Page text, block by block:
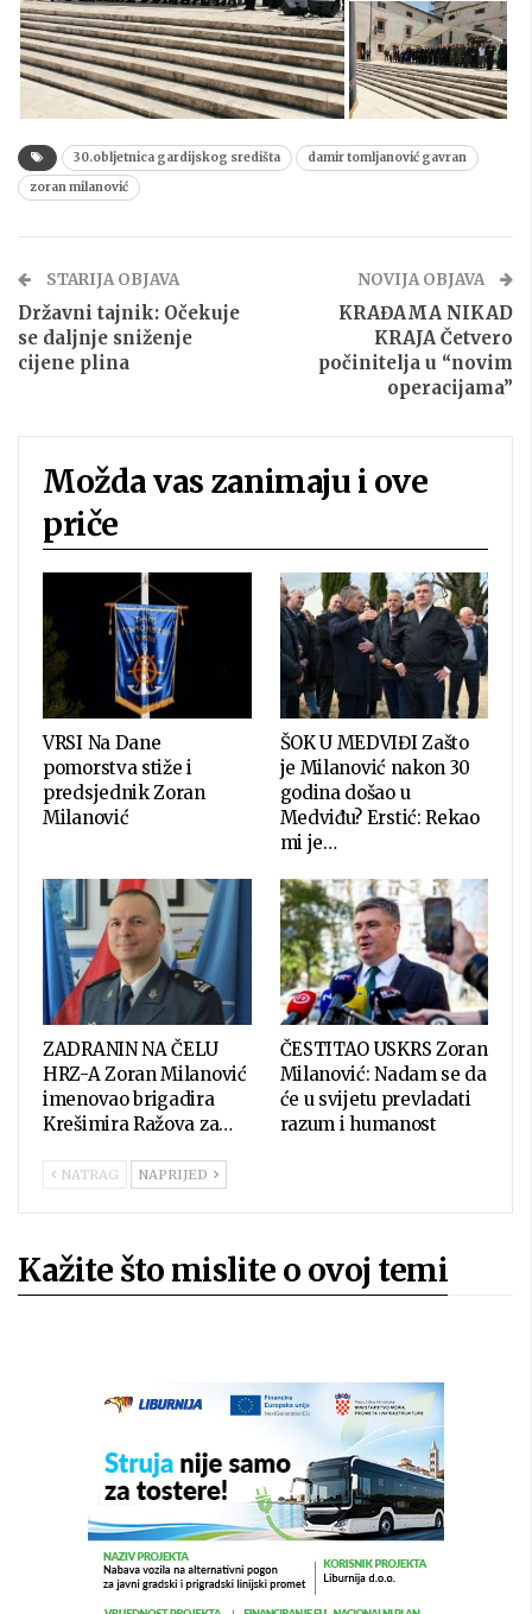
30.obljetnica gardijskog središta
damir tomljanović gavran
zoran milanović
STARIJA OBJAVA
Državni tajnik: Očekuje
se daljnje sniženje
cijene plina
NOVIJA OBJAVA
KRAĐAMA NIKAD
KRAJA Četvero
počinitelja u “novim
operacijama”
Možda vas zanimaju i ove
priče
VRSI Na Dane
pomorstva stiže i
predsjednik Zoran
Milanović
ŠOK U MEDVIĐI Zašto
je Milanović nakon 30
godina došao u
Medviđu? Erstić: Rekao
mi je…
ZADRANIN NA ČELU
HRZ-A Zoran Milanović
imenovao brigadira
Krešimira Ražova za…
ČESTITAO USKRS Zoran
Milanović: Nadam se da
će u svijetu prevladati
razum i humanost
NATRAG NAPRIJED
Kažite što mislite o ovoj temi